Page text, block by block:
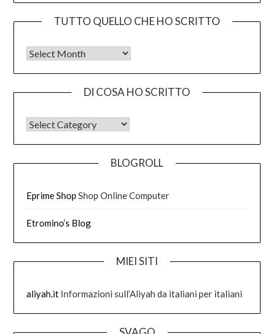
TUTTO QUELLO CHE HO SCRITTO
Tutto quello che ho scritto
DI COSA HO SCRITTO
DI COSA HO SCRITTO
BLOGROLL
Eprime Shop Shop Online Computer
Etromino’s Blog
MIEI SITI
aliyah.it Informazioni sull’Aliyah da italiani per italiani